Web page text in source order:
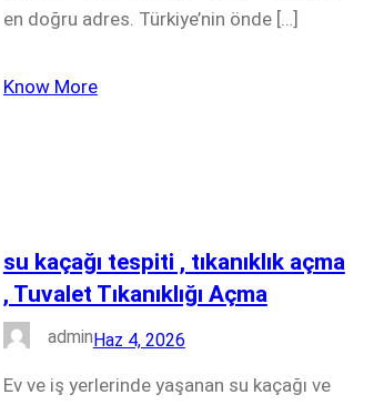
en doğru adres. Türkiye’nin önde […]
Know More
su kaçağı tespiti , tıkanıklık açma
, Tuvalet Tıkanıklığı Açma
adminHaz 4, 2026
Ev ve iş yerlerinde yaşanan su kaçağı ve